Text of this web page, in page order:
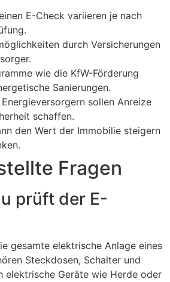
E-Check variieren je nach
durch Versicherungen
wie die KfW-Förderung
Sanierungen.
sollen Anreize
schaffen.
den Wert der Immobilie steigern
Fragen
prüft der E-
gesamte elektrische Anlage eines
Steckdosen, Schalter und
elektrische Geräte wie Herde oder